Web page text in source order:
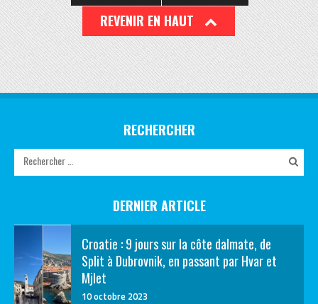
REVENIR EN HAUT
RECHERCHER
DERNIER ARTICLE
Croatie : 9 jours sur la côte dalmate, de
Split à Dubrovnik, en passant par Hvar et
Mjlet
10 octobre 2023